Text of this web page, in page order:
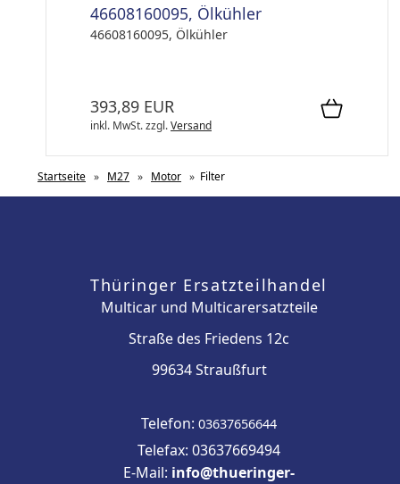
46608160095, Ölkühler
46608160095, Ölkühler
393,89 EUR
inkl. MwSt.zzgl.Versand
Startseite » M27 » Motor » Filter
Thüringer Ersatzteilhandel
Multicar und Multicarersatzteile
Straße des Friedens 12c
99634 Straußfurt
Telefon: 03637656644
Telefax: 03637669494
E-Mail: info@thueringer-